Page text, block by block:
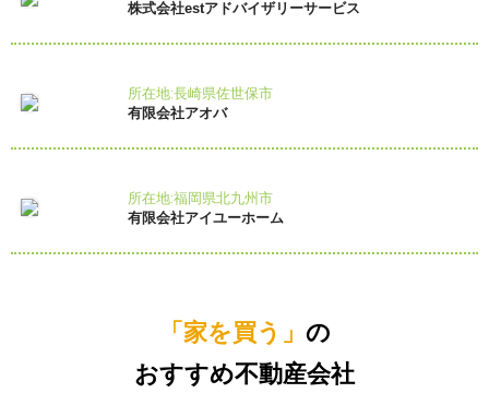
株式会社estアドバイザリーサービス
所在地:長崎県佐世保市
有限会社アオバ
所在地:福岡県北九州市
有限会社アイユーホーム
「家を買う」 の
おすすめ不動産会社